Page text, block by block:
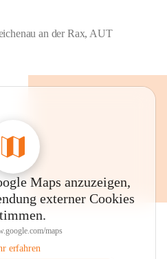
an der Rax, AUT
Maps anzuzeigen,
externer Cookies
maps
erfahren